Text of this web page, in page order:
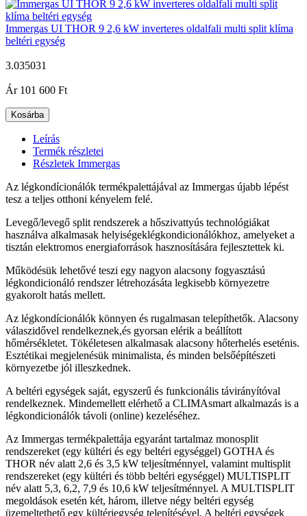
Immergas UI THOR 9 2,6 kW inverteres oldalfali multi split klíma
beltéri egység
3.035031
Ár 101 600 Ft
Kosárba
Leírás
Termék részletei
Részletek Immergas
Az légkondícionálók termékpalettájával az Immergas újabb lépést
tesz a teljes otthoni kényelem felé.
Levegő/levegő split rendszerek a hőszivattyús technológiákat
használva alkalmasak helyiségeklégkondicionálókhoz, amelyeket a
tisztán elektromos energiaforrások hasznosítására fejlesztettek ki.
Működésük lehetővé teszi egy nagyon alacsony fogyasztású
légkondicionáló rendszer létrehozásáta legkisebb környezetre
gyakorolt hatás mellett.
Az légkondícionálók könnyen és rugalmasan telepíthetők. Alacsony
válaszidővel rendelkeznek,és gyorsan elérik a beállított
hőmérsékletet. Tökéletesen alkalmasak alacsony hőterhelés eseténis.
Esztétikai megjelenésük minimalista, és minden belsőépítészeti
környezetbe jól illeszkednek.
A beltéri egységek saját, egyszerű és funkcionális távirányítóval
rendelkeznek. Mindemellett elérhető a CLIMAsmart alkalmazás is a
légkondicionálók távoli (online) kezeléséhez.
Az Immergas termékpalettája egyaránt tartalmaz monosplit
rendszereket (egy kültéri és egy beltéri egységgel) GOTHA és
THOR név alatt 2,6 és 3,5 kW teljesítménnyel, valamint multisplit
rendszereket (egy kültéri és több beltéri egységgel) MULTISPLIT
név alatt 5,3, 6,2, 7,9 és 10,6 kW teljesítménnyel. A MULTISPLIT
megoldások esetén két, három, illetve négy beltéri egység
üzemeltethető egy kültériegység telepítésével. A beltéri egységek